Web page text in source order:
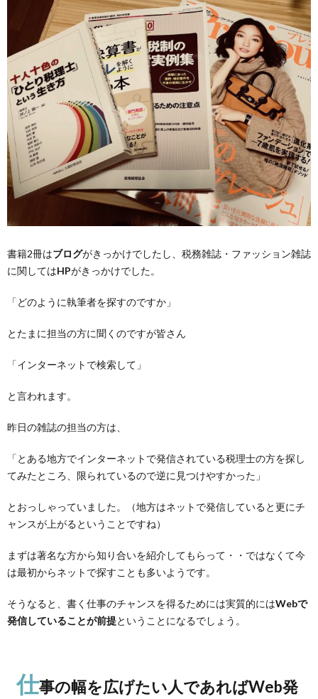
書籍2冊はブログがきっかけでしたし、税務雑誌・ファッション雑誌
に関してはHPがきっかけでした。
「どのように執筆者を探すのですか」
とたまに担当の方に聞くのですが皆さん
「インターネットで検索して」
と言われます。
昨日の雑誌の担当の方は、
「とある地方でインターネットで発信されている税理士の方を探し
てみたところ、限られているので逆に見つけやすかった」
とおっしゃっていました。（地方はネットで発信していると更にチ
ャンスが上がるということですね）
まずは著名な方から知り合いを紹介してもらって・・ではなくて今
は最初からネットで探すことも多いようです。
そうなると、書く仕事のチャンスを得るためには実質的にはWebで
発信していることが前提ということになるでしょう。
仕事の幅を広げたい人であればWeb発